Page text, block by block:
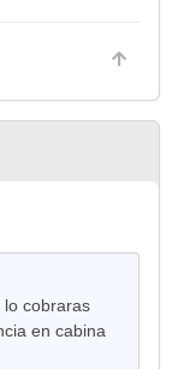
lo cobraras
en cabina